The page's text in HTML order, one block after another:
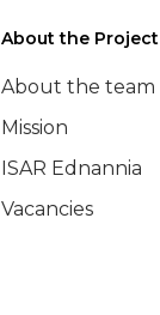
About the Project
About the team
Mission
ISAR Ednannia
Vacancies